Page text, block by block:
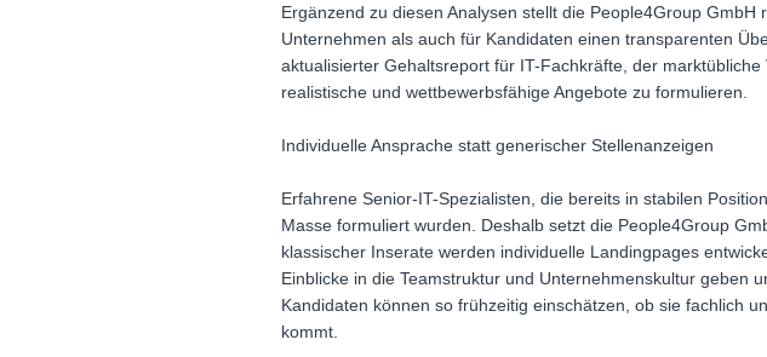
Ergänzend zu diesen Analysen stellt die People4Group
Unternehmen als auch für Kandidaten einen transparenten
aktualisierter Gehaltsreport für IT-Fachkräfte, der
realistische und wettbewerbsfähige Angebote zu formulieren.
Individuelle Ansprache statt generischer Stellenanzeigen
Erfahrene Senior-IT-Spezialisten, die bereits in stabilen
Masse formuliert wurden. Deshalb setzt die People4Group
klassischer Inserate werden individuelle Landingpages
Einblicke in die Teamstruktur und Unternehmenskultur geben
Kandidaten können so frühzeitig einschätzen, ob sie fachlich
kommt.